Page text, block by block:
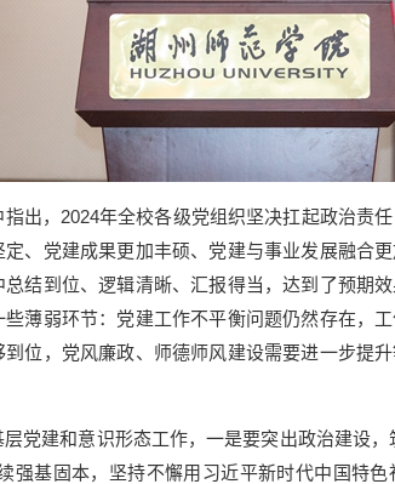
，2024年全校各级党组织坚决扛起政治责任
、党建成果更加丰硕、党建与事业发展融合
总结到位、逻辑清晰、汇报得当，达到了预期
薄弱环节：党建工作不平衡问题仍然存在，
位，党风廉政、师德师风建设需要进一步提
建和意识形态工作，一是要突出政治建设，
强基固本，坚持不懈用习近平新时代中国特